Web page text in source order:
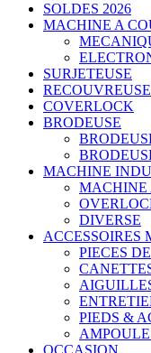
SOLDES 2026
MACHINE A
SURJETEUSE
RECOUVREUSE
COVERLOCK
BRODEUSE
MACHINE
DIVERSE
ACCESSOIRES
PIECES
PIEDS &